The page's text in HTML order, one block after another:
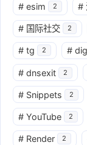
# esim 2 #
# 国际社交 2
# tg 2 #
# dnsexit 2
# Snippets 2
# YouTube 2
# Render 2